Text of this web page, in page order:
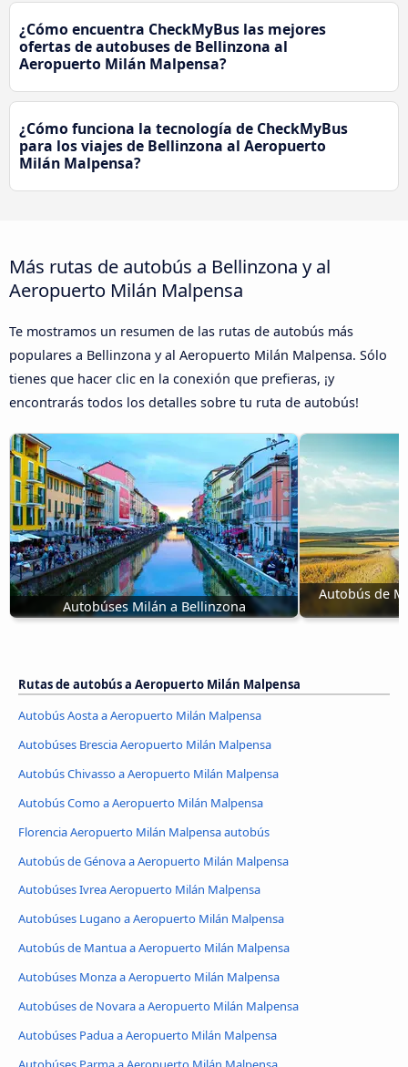
¿Cómo encuentra CheckMyBus las mejores
ofertas de autobuses de Bellinzona al
Aeropuerto Milán Malpensa?
¿Cómo funciona la tecnología de CheckMyBus
para los viajes de Bellinzona al Aeropuerto
Milán Malpensa?
Más rutas de autobús a Bellinzona y al
Aeropuerto Milán Malpensa
Te mostramos un resumen de las rutas de autobús más
populares a Bellinzona y al Aeropuerto Milán Malpensa. Sólo
tienes que hacer clic en la conexión que prefieras, ¡y
encontrarás todos los detalles sobre tu ruta de autobús!
Autobúses Milán a Bellinzona
Autobús de
Rutas de autobús a Aeropuerto Milán Malpensa
Autobús Aosta a Aeropuerto Milán Malpensa
Autobúses Brescia Aeropuerto Milán Malpensa
Autobús Chivasso a Aeropuerto Milán Malpensa
Autobús Como a Aeropuerto Milán Malpensa
Florencia Aeropuerto Milán Malpensa autobús
Autobús de Génova a Aeropuerto Milán Malpensa
Autobúses Ivrea Aeropuerto Milán Malpensa
Autobúses Lugano a Aeropuerto Milán Malpensa
Autobús de Mantua a Aeropuerto Milán Malpensa
Autobúses Monza a Aeropuerto Milán Malpensa
Autobúses de Novara a Aeropuerto Milán Malpensa
Autobúses Padua a Aeropuerto Milán Malpensa